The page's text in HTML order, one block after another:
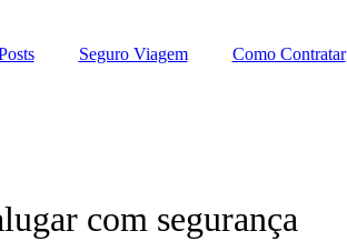
Seguro Viagem Como Contratar
com segurança